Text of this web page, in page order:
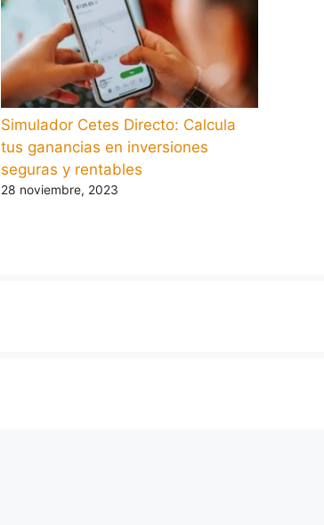
Simulador Cetes Directo: Calcula
tus ganancias en inversiones
seguras y rentables
28 noviembre, 2023